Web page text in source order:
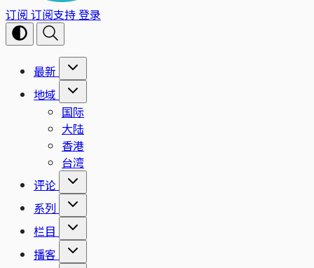
订阅 订阅支持登录
最新
地域
国际
大陆
香港
台湾
评论
系列
栏目
播客